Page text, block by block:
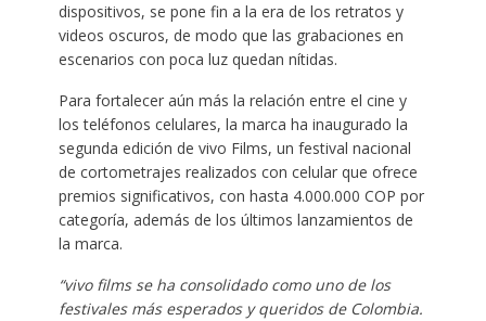
dispositivos, se pone fin a la era de los retratos y
videos oscuros, de modo que las grabaciones en
escenarios con poca luz quedan nítidas.
Para fortalecer aún más la relación entre el cine y
los teléfonos celulares, la marca ha inaugurado la
segunda edición de vivo Films, un festival nacional
de cortometrajes realizados con celular que ofrece
premios significativos, con hasta 4.000.000 COP por
categoría, además de los últimos lanzamientos de
la marca.
“vivo films se ha consolidado como uno de los
festivales más esperados y queridos de Colombia.